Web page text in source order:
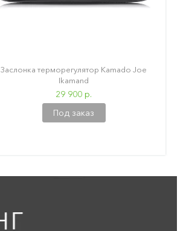
Заслонка терморегулятор Kamado Joe
Ikamand
29 900 р.
Под заказ